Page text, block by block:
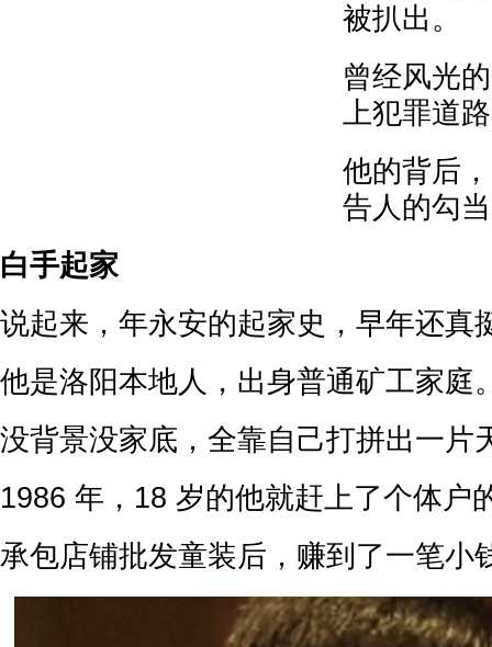
被扒出。
曾经风光
上犯罪道
他的背后
告人的勾
白手起家
说起来，年永安的起家史，早年还真
他是洛阳本地人，出身普通矿工家庭
没背景没家底，全靠自己打拼出一片
1986 年，18 岁的他就赶上了个体户
承包店铺批发童装后，赚到了一笔小